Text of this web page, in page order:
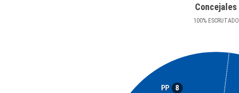
Concejales
100%ESCRUTADO
PP 8